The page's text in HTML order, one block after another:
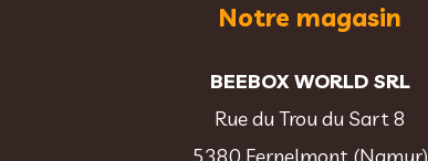
Notre magasin
BEEBOX WORLD SRL
Rue du Trou du Sart 8